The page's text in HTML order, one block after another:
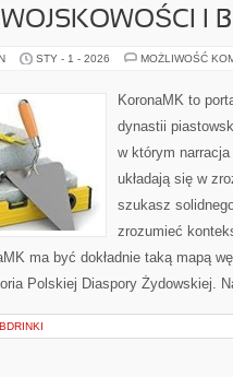
I
STY - 1 - 2026 MOŻLIWOŚĆ
KoronaMK to
dynastii
w którym
układają się w
szukasz
zrozumieć
ma być dokładnie taką mapą
Polskiej Diaspory Żydowskiej.